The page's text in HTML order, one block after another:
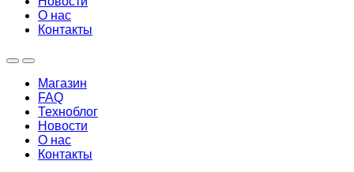
О нас
Контакты
Магазин
FAQ
Техноблог
Новости
О нас
Контакты